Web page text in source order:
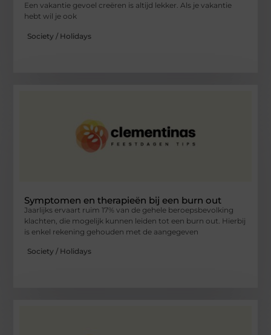
Een vakantie gevoel creëren is altijd lekker. Als je vakantie
hebt wil je ook
Society / Holidays
Symptomen en therapieën bij een burn out
Jaarlijks ervaart ruim 17% van de gehele beroepsbevolking
klachten, die mogelijk kunnen leiden tot een burn out. Hierbij
is enkel rekening gehouden met de aangegeven
Society / Holidays